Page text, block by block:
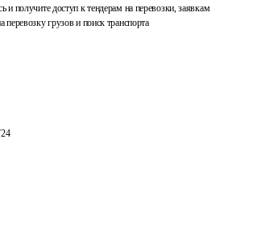
и получите доступ к тендерам на перевозки, заявкам
перевозку грузов и поиск транспорта